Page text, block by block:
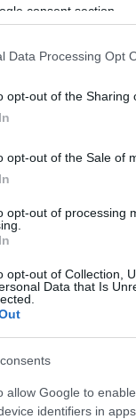
consent section.
Data Processing Opt
opt-out of the Sharing
opt-out of the Sale of
opt-out of processing
opt-out of Collection,
Data that Is
allow Google to
identifiers in apps.
la strada di
all’11 giugno
dei gommoni
Marittimo
unità e
dai